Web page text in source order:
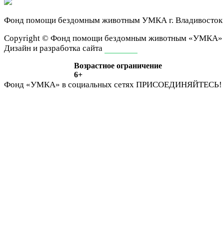
Фонд помощи бездомным животным УМКА г. Владивосток
Сopyright © Фонд помощи бездомным животным «УМКА»
Дизайн и разработка сайта
Возрастное ограничение
6+
Фонд «УМКА» в социальных сетях ПРИСОЕДИНЯЙТЕСЬ!